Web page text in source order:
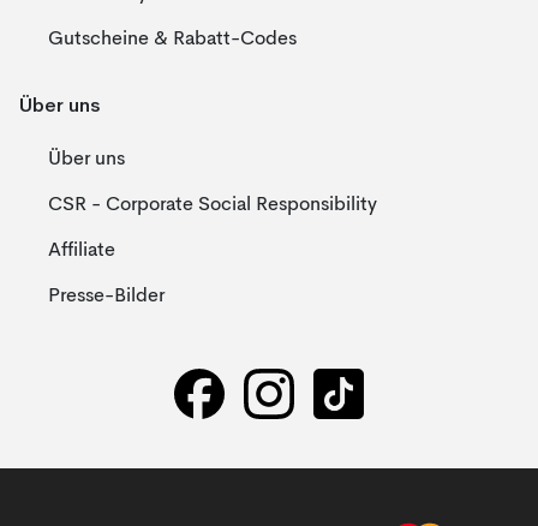
Gutscheine & Rabatt-Codes
Über uns
Über uns
CSR - Corporate Social Responsibility
Affiliate
Presse-Bilder